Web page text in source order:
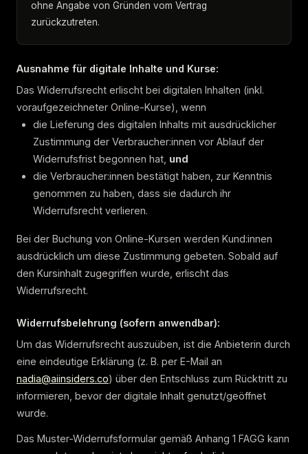
ohne Angabe von Gründen vom Vertrag
zurückzutreten.
Ausnahme für digitale Inhalte und Kurse:
Das Widerrufsrecht erlischt bei digitalen Inhalten (inkl.
voraufgezeichneter Online-Kurse), wenn
die Lieferung des digitalen Inhalts mit ausdrücklicher
Zustimmung der Verbraucher:innen vor Ablauf der
Widerrufsfrist begonnen hat, und
die Verbraucher:innen bestätigt haben, zur Kenntnis
genommen zu haben, dass sie dadurch ihr
Widerrufsrecht verlieren.
Bei der Buchung von Online-Kursen werden Kund:innen
ausdrücklich um diese Zustimmung gebeten. Sobald auf
den Kursinhalt zugegriffen wurde, erlischt das
Widerrufsrecht.
Widerrufsbelehrung (sofern anwendbar):
Um das Widerrufsrecht auszuüben, ist die Anbieterin durch
eine eindeutige Erklärung (z. B. per E-Mail an
nadia@aiinsiders.co) über den Entschluss zum Rücktritt zu
informieren, bevor der digitale Inhalt genutzt/geöffnet
wurde.
Das Muster-Widerrufsformular gemäß Anhang 1 FAGG kann